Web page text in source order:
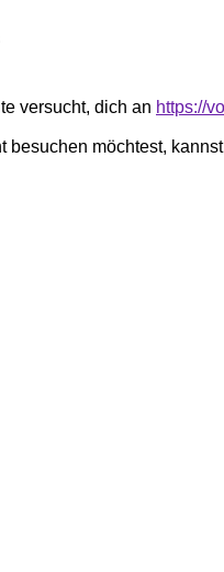
versucht, dich an https://
besuchen möchtest,